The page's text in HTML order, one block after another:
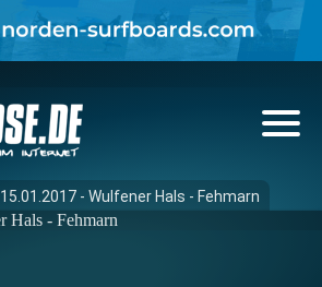
15.01.2017 - Wulfener Hals - Fehmarn